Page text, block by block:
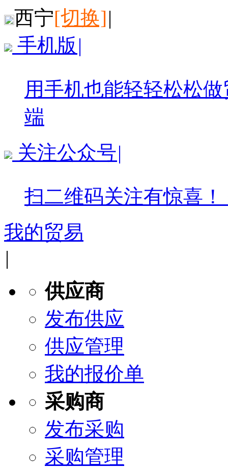
西宁[切换]|
手机版 |
用手机也能轻轻松松
端
关注公众号|
扫二维码关注有惊喜！
我的贸易
|
供应商
发布供应
供应管理
我的报价单
采购商
发布采购
采购管理